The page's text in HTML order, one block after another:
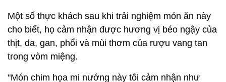
Một số thực khách sau khi trải nghiệm món ăn này
cho biết, họ cảm nhận được hương vị béo ngậy của
thịt, da, gan, phổi và mùi thơm của rượu vang tan
trong vòm miệng.
"Món chim họa mi nướng này tôi cảm nhận như